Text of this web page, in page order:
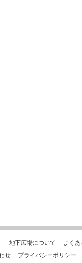
地下広場について
よく
せ プライバシーポリシー